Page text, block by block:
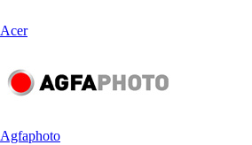
Acer
Agfaphoto